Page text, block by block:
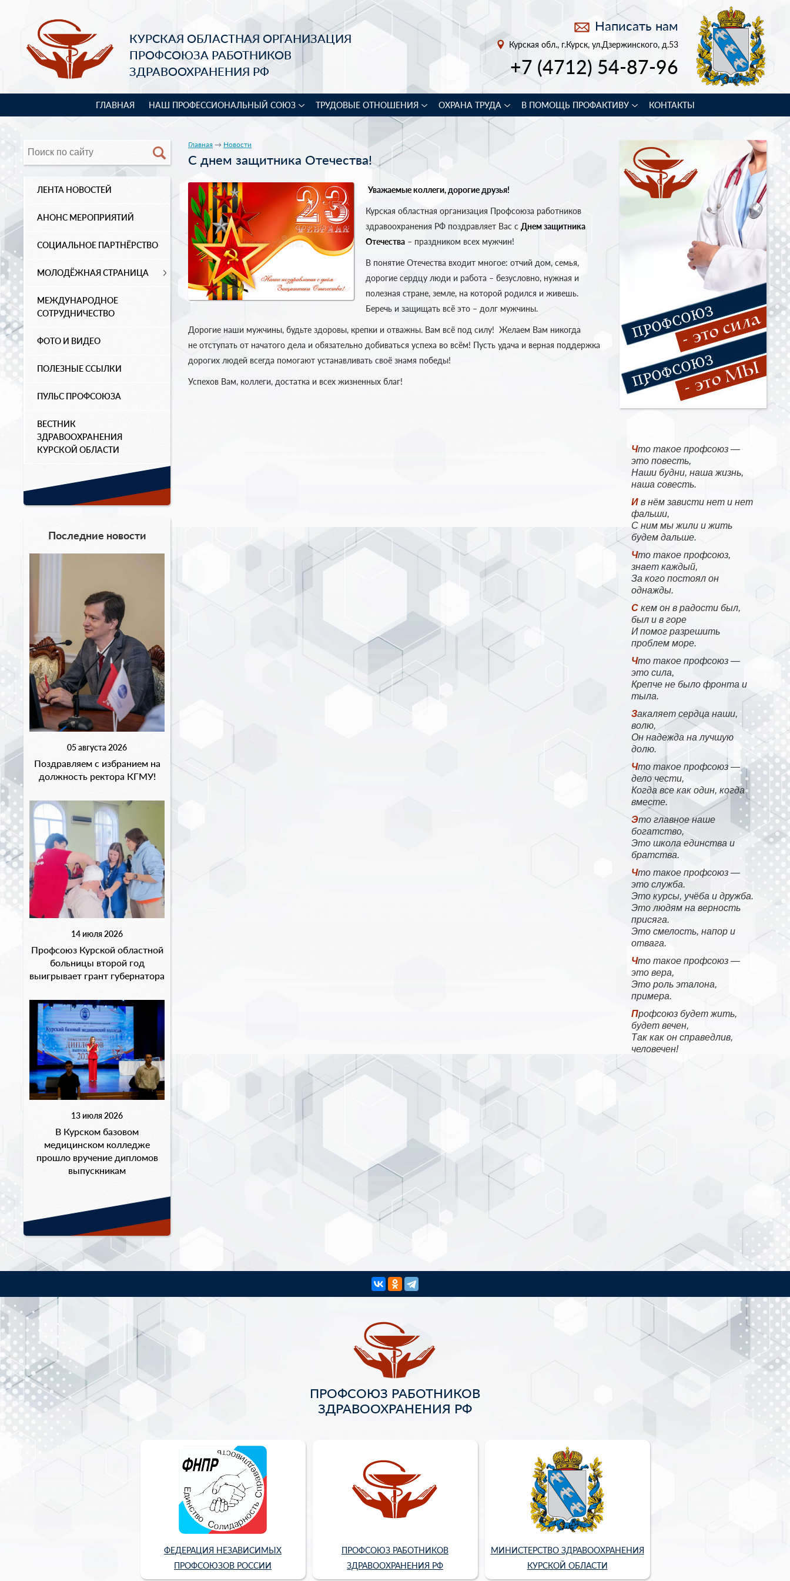
КУРСКАЯ ОБЛАСТНАЯ ОРГАНИЗАЦИЯ
ПРОФСОЮЗА РАБОТНИКОВ
ЗДРАВООХРАНЕНИЯ РФ
Написать нам
Курская обл., г.Курск, ул.Дзержинского, д.53
+7 (4712) 54-87-96
ГЛАВНАЯ НАШ ПРОФЕССИОНАЛЬНЫЙ СОЮЗ ТРУДОВЫЕ ОТНОШЕНИЯ ОХРАНА ТРУДА В ПОМОЩЬ ПРОФАКТИВУ КОНТАКТЫ
ЛЕНТА НОВОСТЕЙ
АНОНС МЕРОПРИЯТИЙ
СОЦИАЛЬНОЕ ПАРТНЁРСТВО
МОЛОДЁЖНАЯ СТРАНИЦА
МЕЖДУНАРОДНОЕ
СОТРУДНИЧЕСТВО
ФОТО И ВИДЕО
ПОЛЕЗНЫЕ ССЫЛКИ
ПУЛЬС ПРОФСОЮЗА
ВЕСТНИК
ЗДРАВООХРАНЕНИЯ
КУРСКОЙ ОБЛАСТИ
Последние новости
05 августа 2026
Поздравляем с избранием на
должность ректора КГМУ!
14 июля 2026
Профсоюз Курской областной
больницы второй год
выигрывает грант губернатора
13 июля 2026
В Курском базовом
медицинском колледже
прошло вручение дипломов
выпускникам
Что такое профсоюз —
это повесть,
Наши будни, наша жизнь,
наша совесть.
И в нём зависти нет и нет
фальши,
С ним мы жили и жить
будем дальше.
Что такое профсоюз,
знает каждый,
За кого постоял он
однажды.
С кем он в радости был,
был и в горе
И помог разрешить
проблем море.
Что такое профсоюз —
это сила,
Крепче не было фронта и
тыла.
Закаляет сердца наши,
волю,
Он надежда на лучшую
долю.
Что такое профсоюз —
дело чести,
Когда все как один, когда
вместе.
Это главное наше
богатство,
Это школа единства и
братства.
Что такое профсоюз —
это служба.
Это курсы, учёба и дружба.
Это людям на верность
присяга.
Это смелость, напор и
отвага.
Что такое профсоюз —
это вера,
Это роль эталона,
примера.
Профсоюз будет жить,
будет вечен,
Так как он справедлив,
человечен!
Главная → Новости
С днем защитника Отечества!
Уважаемые коллеги, дорогие друзья!
Курская областная организация Профсоюза работников
здравоохранения РФ поздравляет Вас с Днем защитника
Отечества– праздником всех мужчин!
В понятие Отечества входит многое: отчий дом, семья,
дорогие сердцу люди и работа – безусловно, нужная и
полезная стране, земле, на которой родился и живешь.
Беречь и защищать всё это – долг мужчины.
Дорогие наши мужчины, будьте здоровы, крепки и отважны. Вам всё под силу! Желаем Вам никогда
не отступать от начатого дела и обязательно добиваться успеха во всём! Пусть удача и верная поддержка
дорогих людей всегда помогают устанавливать своё знамя победы!
Успехов Вам, коллеги, достатка и всех жизненных благ!
ПРОФСОЮЗ РАБОТНИКОВ
ЗДРАВООХРАНЕНИЯ РФ
ФЕДЕРАЦИЯ НЕЗАВИСИМЫХ
ПРОФСОЮЗОВ РОССИИ
ПРОФСОЮЗ РАБОТНИКОВ
ЗДРАВООХРАНЕНИЯ РФ
МИНИСТЕРСТВО ЗДРАВООХРАНЕНИЯ
КУРСКОЙ ОБЛАСТИ